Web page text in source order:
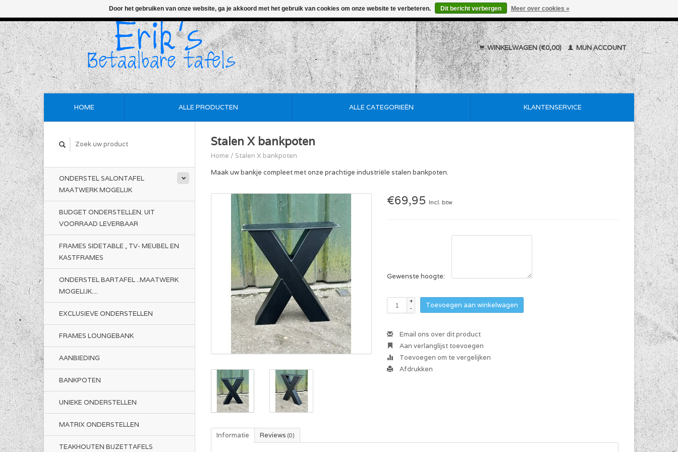
WINKELWAGEN (€0,00) MIJN ACCOUNT
HOME ALLE PRODUCTEN ALLE CATEGORIEËN KLANTENSERVICE
ONDERSTEL SALONTAFEL
MAATWERK MOGELIJK
BUDGET ONDERSTELLEN. UIT
VOORRAAD LEVERBAAR
FRAMES SIDETABLE , TV- MEUBEL EN
KASTFRAMES
ONDERSTEL BARTAFEL ..MAATWERK
MOGELIJK....
EXCLUSIEVE ONDERSTELLEN
FRAMES LOUNGEBANK
AANBIEDING
BANKPOTEN
UNIEKE ONDERSTELLEN
MATRIX ONDERSTELLEN
TEAKHOUTEN BIJZETTAFELS
Stalen X bankpoten
Home / Stalen X bankpoten
Maak uw bankje compleet met onze prachtige industriële stalen bankpoten.
€69,95 Incl. btw
Gewenste hoogte:
+
-
Toevoegen aan winkelwagen
Email ons over dit product
Aan verlanglijst toevoegen
Toevoegen om te vergelijken
Afdrukken
Informatie Reviews (0)
Door het gebruiken van onze website, ga je akkoord met het gebruik van cookies om onze website te verbeteren. Dit bericht verbergen Meer over cookies »
• Korte Levertijd • Maatwerk Mogelijk • De Goedkoopste